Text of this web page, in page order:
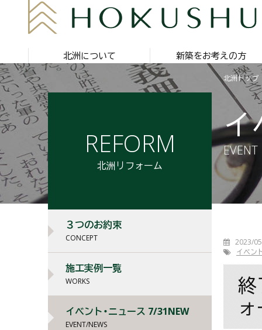
北洲について 新築をお考えの方
北洲トップ
イ
EVENT
2023/
イベン
終
ォ
REFORM
北洲リフォーム
３つのお約束
CONCEPT
施工実例一覧
WORKS
イベント・ニュース 7/31NEW
EVENT/NEWS